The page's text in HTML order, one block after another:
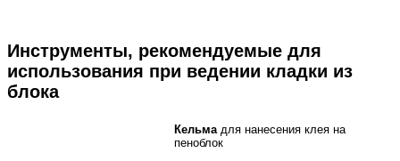
Инструменты, рекомендуемые для
использования при ведении кладки из
блока
Кельма для нанесения клея на
пеноблок